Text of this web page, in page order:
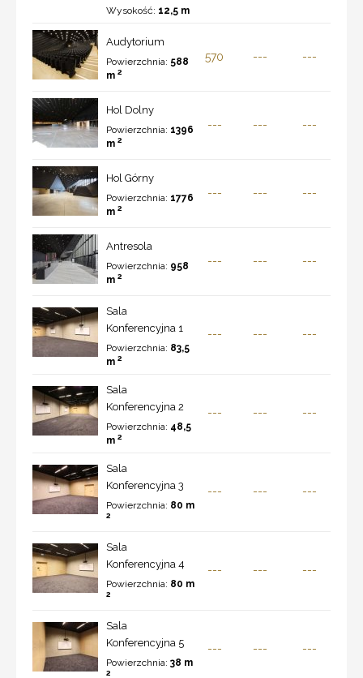
Wysokość: 12,5 m
Audytorium
Powierzchnia: 588
m 2
570 --- ---
Hol Dolny
Powierzchnia: 1396
m 2
--- --- ---
Hol Górny
Powierzchnia: 1776
m 2
--- --- ---
Antresola
Powierzchnia: 958
m 2
--- --- ---
Sala
Konferencyjna 1
Powierzchnia: 83,5
m 2
--- --- ---
Sala
Konferencyjna 2
Powierzchnia: 48,5
m 2
--- --- ---
Sala
Konferencyjna 3
Powierzchnia: 80 m
2
--- --- ---
Sala
Konferencyjna 4
Powierzchnia: 80 m
2
--- --- ---
Sala
Konferencyjna 5
Powierzchnia: 38 m
2
--- --- ---